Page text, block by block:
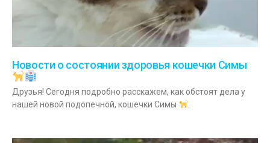
Новости о состоянии здоровья кошечки Симы
Друзья! Сегодня подробно расскажем, как обстоят дела у
нашей новой подопечной, кошечки Симы